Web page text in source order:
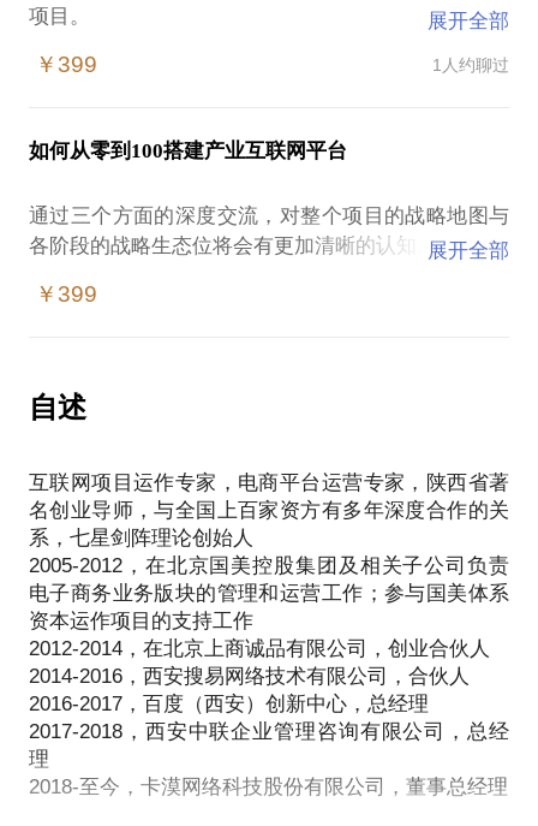
营收预估与保障，服务效果与运营价值
的实际情况，调动资源，解决问题，支撑里程碑目标
盈利模式呈现
营销破冰
政策导向等
地执行方案，为企业的发展奠定第一座里程碑！
备注：如果你的项目不错，我可以帮助对接我的投资
机构或投资朋友，但请不要直接和我要，这不在服务
项目。
你是否有这些困惑:
*对项目运营目标不清晰；
*对运营的手段和方法无抓手；
我总结出运营新4P理论框架:定位（Position），伙伴
（Partner），推动（Propel），财产（Property）帮
本话题约谈时长大概2小时左右。如果聊的不错，不介
展开全部
￥399 1人约聊过
如何从零到100搭建产业互联网平台
通过三个方面的深度交流，对整个项目的战略地图与
各阶段的战略生态位将会有更加清晰的认知。
第一方面，产业互联网平台各阶段的主营业务管理体
路。
生态规则，包括各主体的利益关系，资源配置，风险
管理，供需趋势，以及产业发展与国家政策的剖析与
契合。
第三方面，产业互联网平台发展各阶段的核心竞争力
打造与护城河建设，包括竞品策略与业务对撞，产品
展开全部
￥399
自述
互联网项目运作专家，电商平台运营专家，陕西省著
名创业导师，与全国上百家资方有多年深度合作的关
系，七星剑阵理论创始人
2005-2012，在北京国美控股集团及相关子公司负责
电子商务业务版块的管理和运营工作；参与国美体系
资本运作项目的支持工作
2012-2014，在北京上商诚品有限公司，创业合伙人
2014-2016，西安搜易网络技术有限公司，合伙人
2016-2017，百度（西安）创新中心，总经理
2017-2018，西安中联企业管理咨询有限公司，总经
理
2018-至今，卡漠网络科技股份有限公司，董事总经理